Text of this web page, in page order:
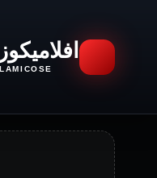
افلاميكوز